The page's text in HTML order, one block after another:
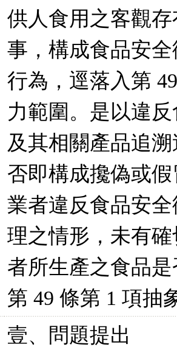
供人食用之客觀
事，構成食品安
行為，逕落入第
力範圍。是以違
及其相關產品追
否即構成攙偽或
業者違反食品安
理之情形，未有
者所生產之食品
第 49 條第 1 項抽
壹、問題提出